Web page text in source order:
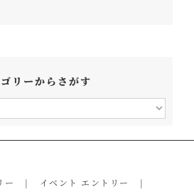
リーからさがす
ー イベント エントリー